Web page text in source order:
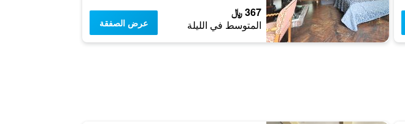
367 ﷼
المتوسط في الليلة عرض الصفقة